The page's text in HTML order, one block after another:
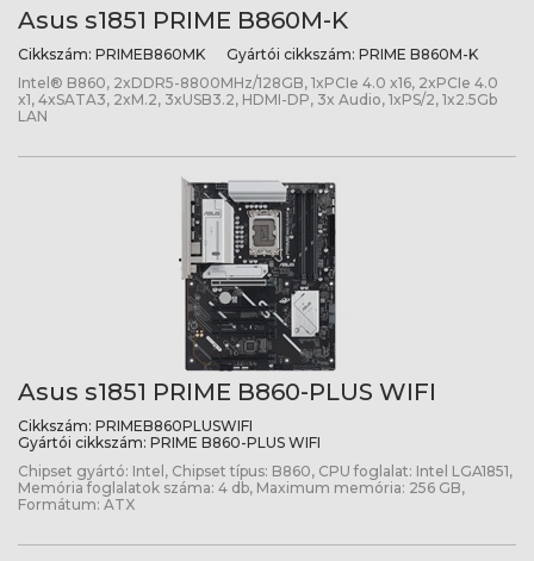
Asus s1851 PRIME B860M-K
Cikkszám: PRIMEB860MK Gyártói cikkszám: PRIME B860M-K
Intel® B860, 2xDDR5-8800MHz/128GB, 1xPCIe 4.0 x16, 2xPCIe 4.0
x1, 4xSATA3, 2xM.2, 3xUSB3.2, HDMI-DP, 3x Audio, 1xPS/2, 1x2.5Gb
LAN
Asus s1851 PRIME B860-PLUS WIFI
Cikkszám: PRIMEB860PLUSWIFI
Gyártói cikkszám: PRIME B860-PLUS WIFI
Chipset gyártó: Intel, Chipset típus: B860, CPU foglalat: Intel LGA1851,
Memória foglalatok száma: 4 db, Maximum memória: 256 GB,
Formátum: ATX